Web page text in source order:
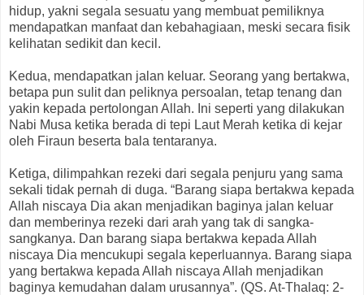
hidup, yakni segala sesuatu yang membuat pemiliknya
mendapatkan manfaat dan kebahagiaan, meski secara fisik
kelihatan sedikit dan kecil.
Kedua, mendapatkan jalan keluar. Seorang yang bertakwa,
betapa pun sulit dan peliknya persoalan, tetap tenang dan
yakin kepada pertolongan Allah. Ini seperti yang dilakukan
Nabi Musa ketika berada di tepi Laut Merah ketika di kejar
oleh Firaun beserta bala tentaranya.
Ketiga, dilimpahkan rezeki dari segala penjuru yang sama
sekali tidak pernah di duga. “Barang siapa bertakwa kepada
Allah niscaya Dia akan menjadikan baginya jalan keluar
dan memberinya rezeki dari arah yang tak di sangka-
sangkanya. Dan barang siapa bertakwa kepada Allah
niscaya Dia mencukupi segala keperluannya. Barang siapa
yang bertakwa kepada Allah niscaya Allah menjadikan
baginya kemudahan dalam urusannya”. (QS. At-Thalaq: 2-